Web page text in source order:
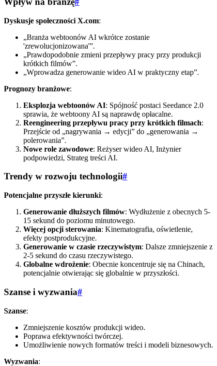
Dyskusje społeczności X.com:
„Branża webtoonów AI wkrótce zostanie
'zrewolucjonizowana'”.
„Prawdopodobnie zmieni przepływy pracy przy produkcji
krótkich filmów”.
„Wprowadza generowanie wideo AI w praktyczny etap”.
Prognozy branżowe:
Eksplozja webtoonów AI: Spójność postaci Seedance 2.0
sprawia, że webtoony AI są naprawdę opłacalne.
Reengineering przepływu pracy przy krótkich filmach:
Przejście od „nagrywania → edycji” do „generowania →
polerowania”.
Nowe role zawodowe: Reżyser wideo AI, Inżynier
podpowiedzi, Strateg treści AI.
Trendy w rozwoju technologii#
Potencjalne przyszłe kierunki:
Generowanie dłuższych filmów: Wydłużenie z obecnych 5-
15 sekund do poziomu minutowego.
Więcej opcji sterowania: Kinematografia, oświetlenie,
efekty postprodukcyjne.
Generowanie w czasie rzeczywistym: Dalsze zmniejszenie z
2-5 sekund do czasu rzeczywistego.
Globalne wdrożenie: Obecnie koncentruje się na Chinach,
potencjalnie otwierając się globalnie w przyszłości.
Szanse i wyzwania#
Szanse:
Zmniejszenie kosztów produkcji wideo.
Poprawa efektywności twórczej.
Umożliwienie nowych formatów treści i modeli biznesowych.
Wyzwania: